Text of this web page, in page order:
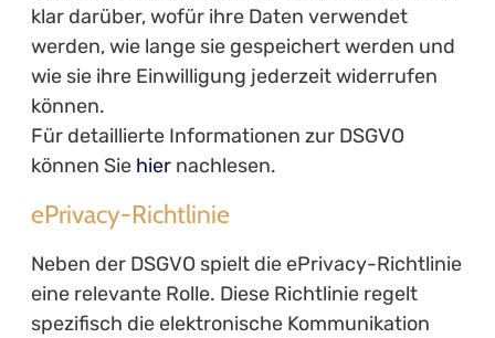
klar darüber, wofür ihre Daten verwendet
werden, wie lange sie gespeichert werden und
wie sie ihre Einwilligung jederzeit widerrufen
können.
Für detaillierte Informationen zur DSGVO
können Sie hiernachlesen.
ePrivacy-Richtlinie
Neben der DSGVO spielt die ePrivacy-Richtlinie
eine relevante Rolle. Diese Richtlinie regelt
spezifisch die elektronische Kommunikation